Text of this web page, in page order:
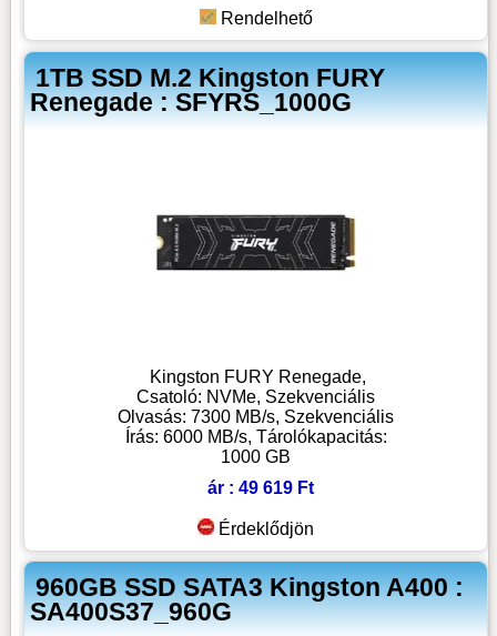
Rendelhető
1TB SSD M.2 Kingston FURY
Renegade : SFYRS_1000G
Kingston FURY Renegade,
Csatoló: NVMe, Szekvenciális
Olvasás: 7300 MB/s, Szekvenciális
Írás: 6000 MB/s, Tárolókapacitás:
1000 GB
ár : 49 619 Ft
Érdeklődjön
960GB SSD SATA3 Kingston A400 :
SA400S37_960G